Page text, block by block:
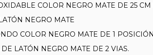
COLOR NEGRO MATE DE 25
NEGRO MATE
COLOR NEGRO MATE DE 1
LATÓN NEGRO MATE DE 2 VIAS.